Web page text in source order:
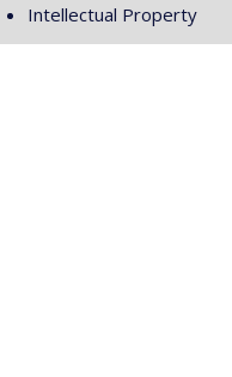
Intellectual Property